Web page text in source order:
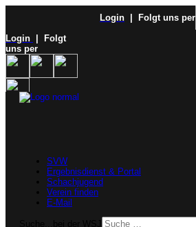
Login
| Folgt uns per
Login
| Folgt
uns per
SVW
Ergebnisdienst & Portal
Schachjugend
Verein finden
E-Mail